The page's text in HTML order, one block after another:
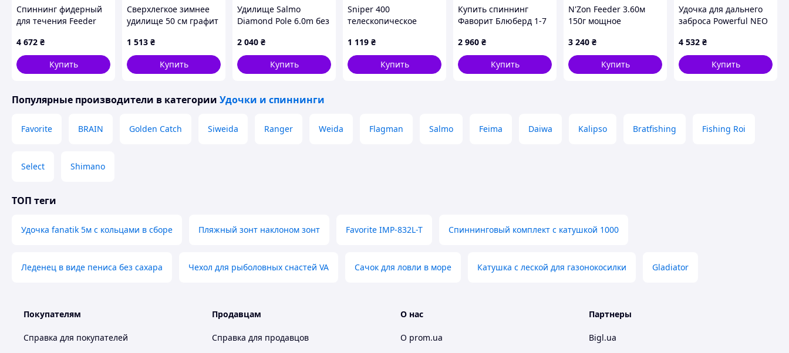
Спиннинг фидерный
для течения Feeder
6488129XKB
4 672 ₴
Купить
Сверхлегкое зимнее
удилище 50 см графит
1 513 ₴
Купить
Удилище Salmo
Diamond Pole 6.0m без
64X8C8058
2 040 ₴
Купить
Sniper 400
телескопическое
67B15340M
1 119 ₴
Купить
Купить спиннинг
Фаворит Блюберд 1-7
K64EP88278
2 960 ₴
Купить
N'Zon Feeder 3.60м
150г мощное
Daiwa 7C7P16098
3 240 ₴
Купить
Удочка для дальнего
заброса Powerful NEO
4 532 ₴
Купить
Популярные производители в категории Удочки и спиннинги
Favorite BRAIN Golden Catch Siweida Ranger Weida Flagman Salmo Feima Daiwa Kalipso Bratfishing Fishing Roi
Select Shimano
ТОП теги
Удочка fanatik 5м с кольцами в сборе Пляжный зонт наклоном зонт Favorite IMP-832L-T Спиннинговый комплект с катушкой 1000
Леденец в виде пениса без сахара Чехол для рыболовных снастей VA Сачок для ловли в море Катушка с леской для газонокосилки Gladiator
Покупателям
Справка для покупателей
Продавцам
Справка для продавцов
О нас
О prom.ua
Партнеры
Bigl.ua